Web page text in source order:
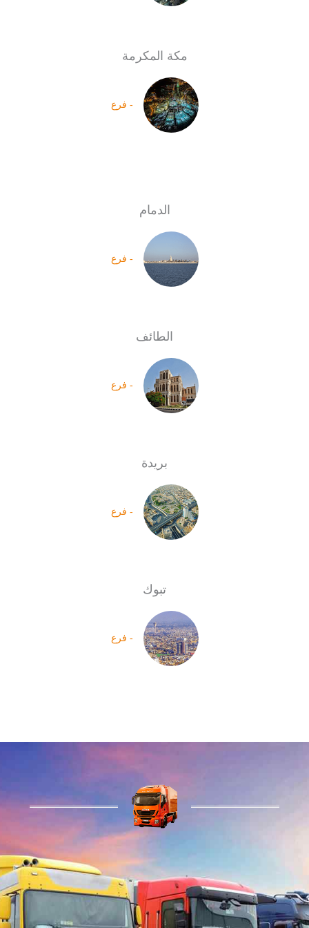
مكة المكرمة
- فرع
الدمام
- فرع
الطائف
- فرع
بريدة
- فرع
تبوك
- فرع